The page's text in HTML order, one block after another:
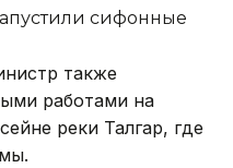
сифонные
также
работами на
реки Талгар, где